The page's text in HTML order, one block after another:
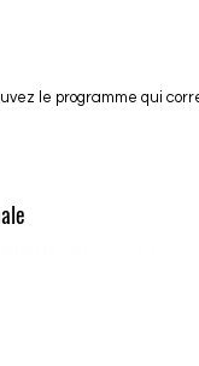
le programme qui